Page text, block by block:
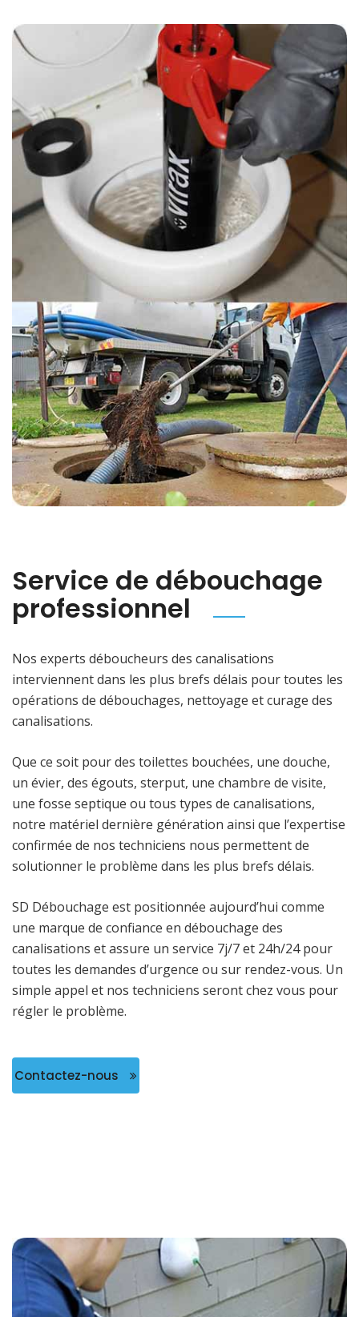
Service de débouchage
professionnel
Nos experts déboucheurs des canalisations
interviennent dans les plus brefs délais pour toutes les
opérations de débouchages, nettoyage et curage des
canalisations.
Que ce soit pour des toilettes bouchées, une douche,
un évier, des égouts, sterput, une chambre de visite,
une fosse septique ou tous types de canalisations,
notre matériel dernière génération ainsi que l’expertise
confirmée de nos techniciens nous permettent de
solutionner le problème dans les plus brefs délais.
SD Débouchage est positionnée aujourd’hui comme
une marque de confiance en débouchage des
canalisations et assure un service 7j/7 et 24h/24 pour
toutes les demandes d’urgence ou sur rendez-vous. Un
simple appel et nos techniciens seront chez vous pour
régler le problème.
Contactez-nous